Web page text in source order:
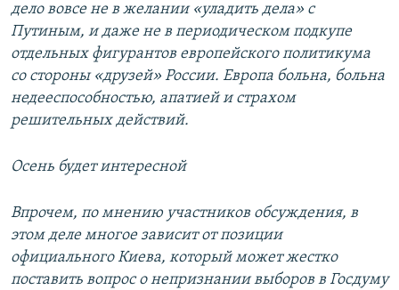
дело вовсе не в желании «уладить дела» с
Путиным, и даже не в периодическом подкупе
отдельных фигурантов европейского политикума
со стороны «друзей» России. Европа больна, больна
недееспособностью, апатией и страхом
решительных действий.
Осень будет интересной
Впрочем, по мнению участников обсуждения, в
этом деле многое зависит от позиции
официального Киева, который может жестко
поставить вопрос о непризнании выборов в Госдуму